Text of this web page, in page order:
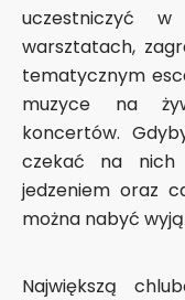
uczestniczyć
warsztatach,
tematycznym
muzyce na
koncertów.
czekać na nich
jedzeniem oraz
można nabyć
Największą